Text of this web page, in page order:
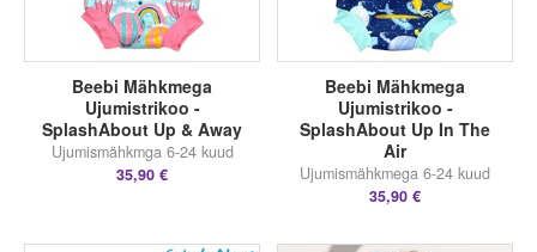
Beebi Mähkmega
Ujumistrikoo -
SplashAbout Up & Away
Ujumismähkmga 6-24 kuud
35,90 €
Beebi Mähkmega
Ujumistrikoo -
SplashAbout Up In The
Air
Ujumismähkmega 6-24 kuud
35,90 €